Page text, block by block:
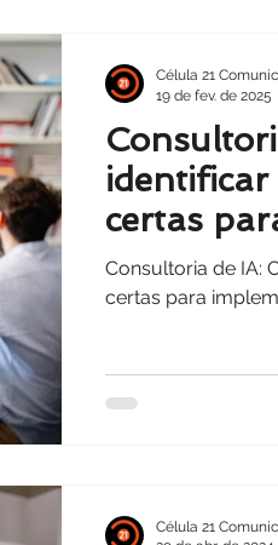
certas
em seu
Consultoria de IA:
certas para
Célula 21
19 de fev. de 2025
Célula 21